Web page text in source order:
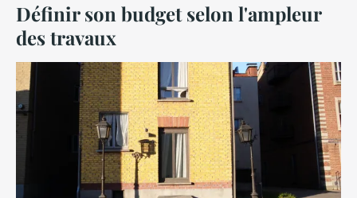
Définir son budget selon l'ampleur
des travaux